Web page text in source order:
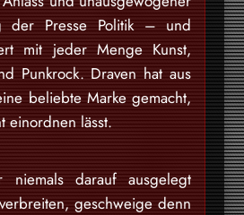
der Presse Politik – und
mit jeder Menge Kunst,
Punkrock. Draven hat aus
beliebte Marke gemacht,
einordnen lässt.
darauf ausgelegt
geschweige denn